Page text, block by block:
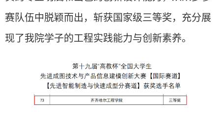
赛队伍中脱颖而出，斩获国家级三等奖，充分展
现了我院学子的工程实践能力与创新素养。